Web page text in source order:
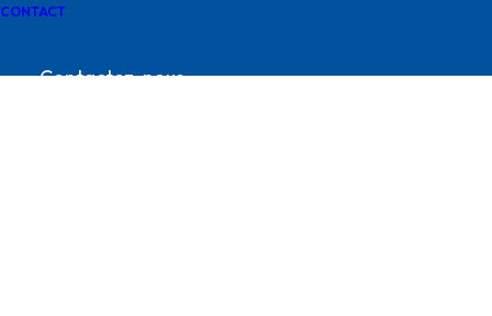
CONTACT
Contactez-nous